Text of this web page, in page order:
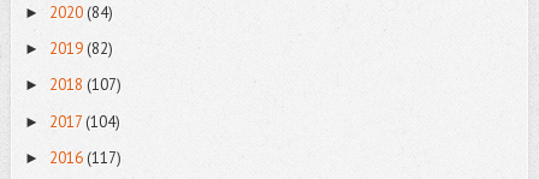
► 2020 (84)
► 2019 (82)
► 2018 (107)
► 2017 (104)
► 2016(117)